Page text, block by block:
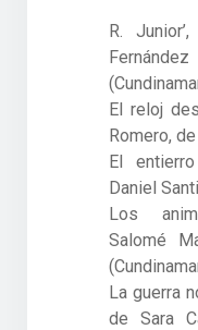
R.
El reloj
Romero,
El
Daniel
Los
Salomé
La guerra
de Sara